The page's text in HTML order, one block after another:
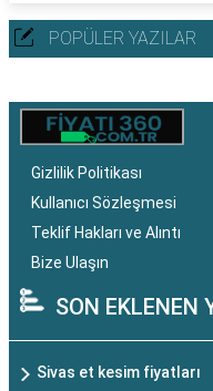
POPÜLER YAZILAR
Gizlilik Politikası
Kullanıcı Sözleşmesi
Teklif Hakları ve Alıntı
Bize Ulaşın
SON EKLENEN
Sivas et kesim fiyatları